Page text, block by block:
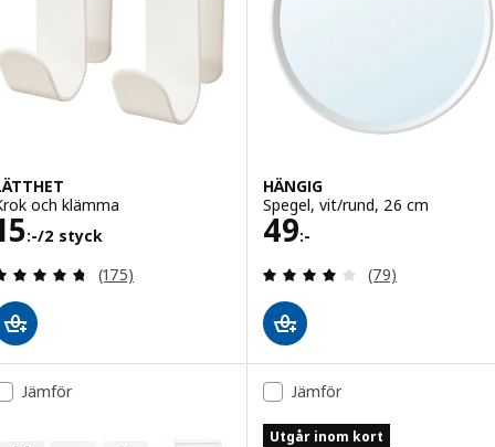
och klämma
:-/2 styck
15:-/2 styck
Recensera: 4.7 utav 5 stjärnor. Totalt antal
(175)
HÄNGIG
Spegel, vit/rund, 26 cm
49:-
Pris 49:-
Recensera:
(79)
Jämför Jämför
Utgår inom kort